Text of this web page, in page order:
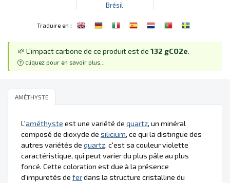
Brésil
Traduire en :
🌱 L'impact carbone de ce produit est de 132 gCO2e.
cliquez pour en savoir plus...
AMÉTHYSTE
L'améthyste est une variété de quartz, un minéral
composé de dioxyde de silicium, ce qui la distingue des
autres variétés de quartz, c'est sa couleur violette
caractéristique, qui peut varier du plus pâle au plus
foncé. Cette coloration est due à la présence
d'impuretés de ferdans la structure cristalline du